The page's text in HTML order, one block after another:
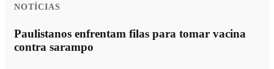
NOTÍCIAS
Paulistanos enfrentam filas para tomar vacina
contra sarampo